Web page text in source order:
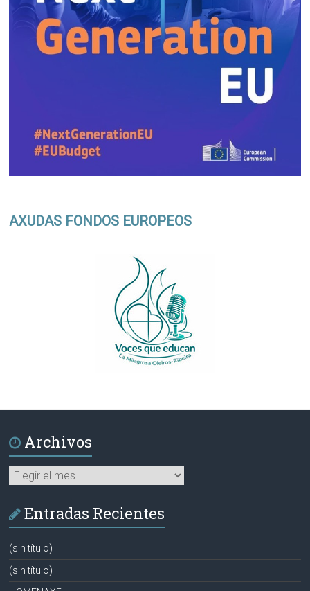
AXUDAS FONDOS EUROPEOS
Archivos
Archivos
Entradas Recientes
(sin título)
(sin título)